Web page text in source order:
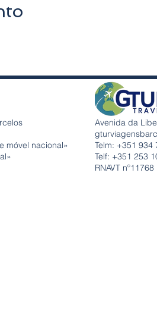
móvel nacional»
Avenida da
Telm: +351 934
Telf: +351 253
RNAVT nº11768